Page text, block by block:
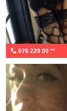
076 229 00 **